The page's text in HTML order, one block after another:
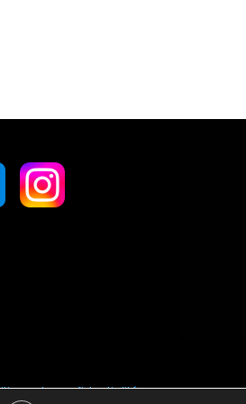
de confidentialité